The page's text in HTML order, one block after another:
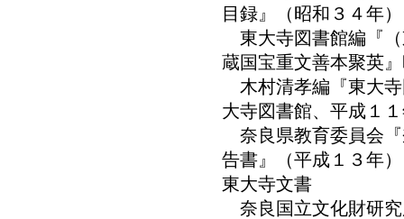
目録』（昭和３４年）
東大寺図書館編『
蔵国宝重文善本聚英
木村清孝編『東大
大寺図書館、平成１
奈良県教育委員会
告書』（平成１３年）
東大寺文書
奈良国立文化財研